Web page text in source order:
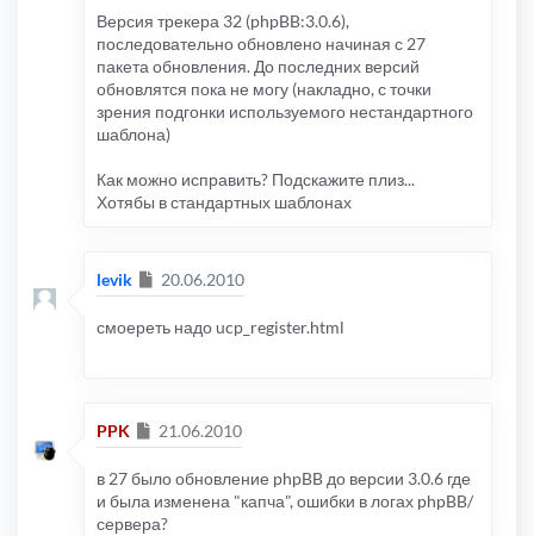
Версия трекера 32 (phpBB:3.0.6),
последовательно обновлено начиная с 27
пакета обновления. До последних версий
обновлятся пока не могу (накладно, с точки
зрения подгонки используемого нестандартного
шаблона)
Как можно исправить? Подскажите плиз...
Хотябы в стандартных шаблонах
levik Сообщение
20.06.2010
смоереть надо ucp_register.html
PPK Сообщение
21.06.2010
в 27 было обновление phpBB до версии 3.0.6 где
и была изменена "капча", ошибки в логах phpBB/
сервера?